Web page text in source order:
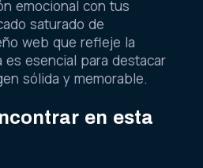
emocional con tus
saturado de
web que refleje la
es esencial para destacar
sólida y memorable.
en esta